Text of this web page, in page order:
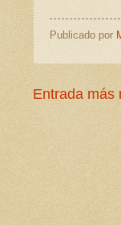
Publicado por
Entrada más